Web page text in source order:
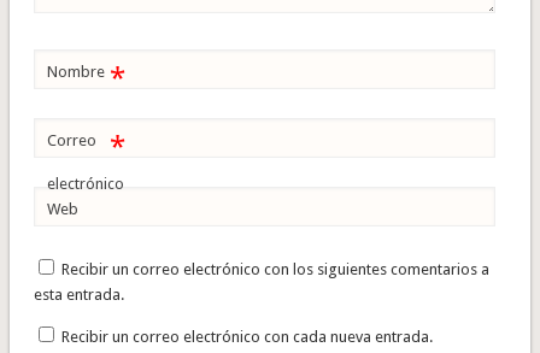
Nombre *
Correo
electrónico
*
Web
Recibir un correo electrónico con los siguientes comentarios a
esta entrada.
Recibir un correo electrónico con cada nueva entrada.